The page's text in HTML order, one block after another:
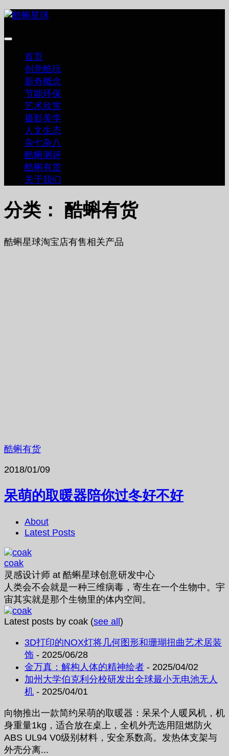
跳
内
首页
创意酷玩
新奇概念
节能环保
艺术欣赏
摄影美学
人文生态
杂七杂八
酷蝌测评
酷蝌有货
关于我们
分类： 酷蝌有货
酷蝌星球淘宝店有售相关产品
酷蝌有货
2018/01/09
呆萌的取暖器陪你过冬好不好
About
Latest Posts
coak
灵感设计师 at 酷蝌星球创意研发中心
人类会不会就是一种三维病毒，寄生在一个生物中。宇
宙其实就是那个生物里的体内空间。
Latest posts by coak (see all)
3D打印的NOX灯将几何图形和珊瑚扭曲艺术居装
饰 - 2025/06/28
金万真：解构人体的精神绘者 - 2025/04/02
加州大学伯克利分校研发出全球最小无电池无人
机 - 2025/04/01
向物推出一款简约呆萌的取暖器：呆呆个人暖风机，机
身重量1kg，适合放在桌上，全机外壳选用阻燃防火
ABS UL94 V0级别材料，安全系数高。发热体支架与
外壳分离...